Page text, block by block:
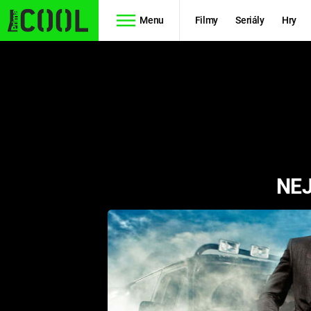
Menu Filmy Seriály Hry
FUTURAMA
RYCHLE A
ZBĚSILE 10
PREDÁTOR